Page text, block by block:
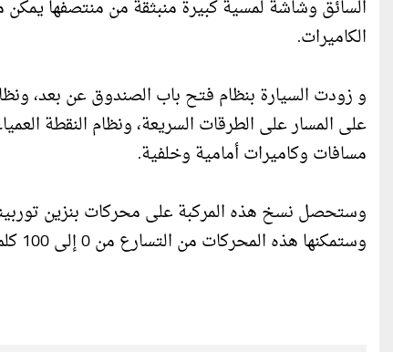
السائق وشاشة لمسية كبيرة منبثقة من منتصفها يمكن
الكاميرات.
و زودت السيارة بنظام فتح باب الصندوق عن بعد،
على المسار على الطرقات السريعة، ونظام النقطة
مسافات وكاميرات أمامية وخلفية.
وستمكنها هذه المحركات من التسارع من 0 إلى 100 كلم/سا في غضون 9 ثوان تقريبا، والوصول إلى سرعة 200 كلم/سا.